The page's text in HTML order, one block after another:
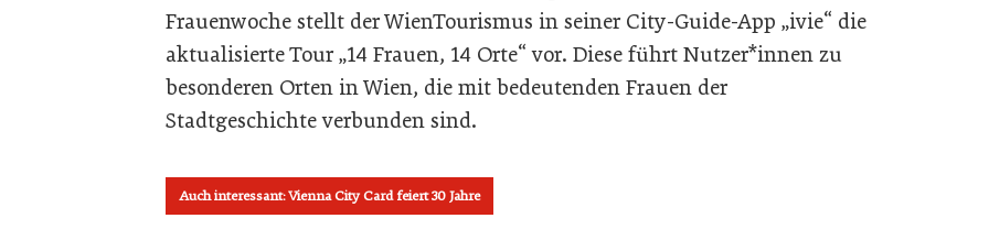
Frauenwoche stellt der WienTourismus in seiner City-Guide-App „ivie“ die
aktualisierte Tour „14 Frauen, 14 Orte“ vor. Diese führt Nutzer*innen zu
besonderen Orten in Wien, die mit bedeutenden Frauen der
Stadtgeschichte verbunden sind.
Auch interessant: Vienna City Card feiert 30 Jahre